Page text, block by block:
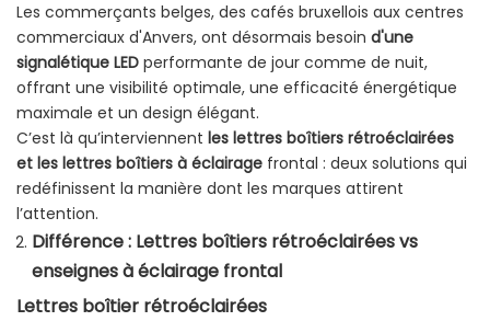
Les commerçants belges, des cafés bruxellois aux centres
commerciaux d'Anvers, ont désormais besoin d'une
signalétique LED performante de jour comme de nuit,
offrant une visibilité optimale, une efficacité énergétique
maximale et un design élégant.
C’est là qu’interviennent les lettres boîtiers rétroéclairées
et les lettres boîtiers à éclairage frontal : deux solutions qui
redéfinissent la manière dont les marques attirent
l’attention.
Différence : Lettres boîtiers rétroéclairées vs
enseignes à éclairage frontal
Lettres boîtier rétroéclairées